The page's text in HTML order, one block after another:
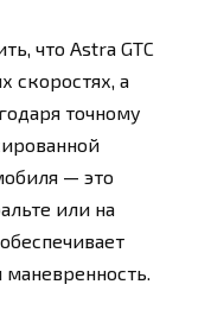
что Astra GTC
скоростях, а
точному
— это
или на